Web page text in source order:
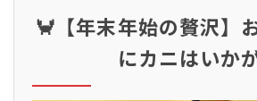
🦀【年末年始の贅沢】
にカニはいか